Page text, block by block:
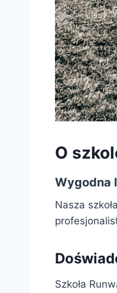
O
Wygodna
Nasza
Szkoła